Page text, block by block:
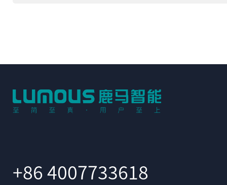
+86 4007733618